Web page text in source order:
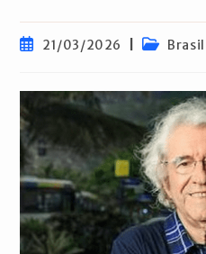
Post21/03/2026
Categoria
Brasil